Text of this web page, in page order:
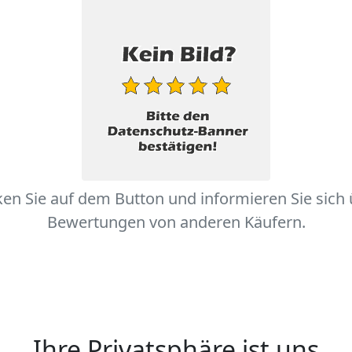
Sie auf dem Button und informieren Sie sich
Bewertungen von anderen Käufern.